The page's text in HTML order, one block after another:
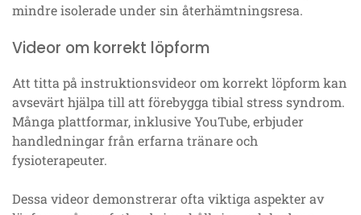
mindre isolerade under sin återhämtningsresa.
Videor om korrekt löpform
Att titta på instruktionsvideor om korrekt löpform kan
avsevärt hjälpa till att förebygga tibial stress syndrom.
Många plattformar, inklusive YouTube, erbjuder
handledningar från erfarna tränare och
fysioterapeuter.
Dessa videor demonstrerar ofta viktiga aspekter av